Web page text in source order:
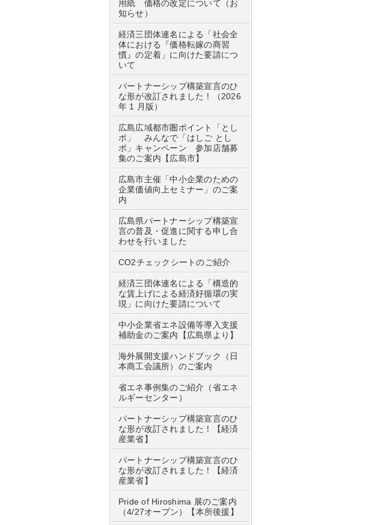
用紙 価格の改定について（お
知らせ）
経済三団体連名による「社会全
体における『価格転嫁の商習
慣』の定着」に向けた要請につ
いて
パートナーシップ構築宣言のひ
な形が改訂されました！（2026
年 1 月版）
広島広域都市圏ポイント「とし
ポ」 みんなで「はしご とし
ポ」キャンペーン 参加店舗募
集のご案内【広島市】
広島市主催「中小企業のための
企業価値向上セミナー」のご案
内
広島県パートナーシップ構築宣
言の普及・促進に関する申し合
わせを行いました
CO2チェックシートのご紹介
経済三団体連名による「構造的
な賃上げによる経済好循環の実
現」に向けた要請について
中小企業省エネ設備等導入支援
補助金のご案内【広島県より】
海外展開支援ハンドブック（日
本商工会議所）のご案内
省エネ事例集のご紹介（省エネ
ルギーセンター）
パートナーシップ構築宣言のひ
な形が改訂されました！【経済
産業省】
パートナーシップ構築宣言のひ
な形が改訂されました！【経済
産業省】
Pride of Hiroshima 展のご案内
（4/27オープン）【本所後援】